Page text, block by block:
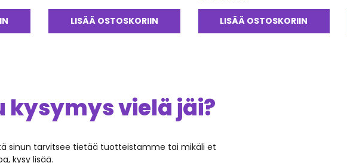
LISÄÄ OSTOSKORIIN
Arvostelu
tuotteesta:
LISÄÄ OSTOSKORIIN
kysymys vielä jäi?
sinun tarvitsee tietää tuotteistamme tai mikäli et
kysy lisää.